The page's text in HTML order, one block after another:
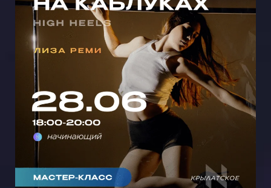
МАСТЕР-КЛАСС ТАНЦЫ НА
КАБЛУКАХ С ЛИЗОЙ РЕМИ В
КРЫЛАТСКОМ 🩵